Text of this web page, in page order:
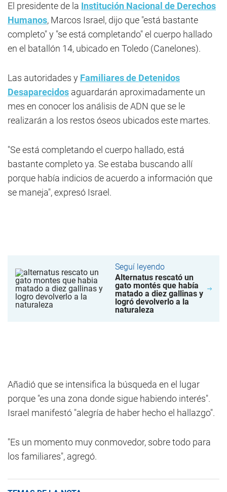
El presidente de la Institución Nacional de Derechos
Humanos, Marcos Israel, dijo que "está bastante
completo" y "se está completando" el cuerpo hallado
en el batallón 14, ubicado en Toledo (Canelones).
Las autoridades y Familiares de Detenidos
Desaparecidos aguardarán aproximadamente un
mes en conocer los análisis de ADN que se le
realizarán a los restos óseos ubicados este martes.
"Se está completando el cuerpo hallado, está
bastante completo ya. Se estaba buscando allí
porque había indicios de acuerdo a información que
se maneja", expresó Israel.
Seguí leyendo
Alternatus rescató un
gato montés que había
matado a diez gallinas y
logró devolverlo a la
naturaleza
Añadió que se intensifica la búsqueda en el lugar
porque "es una zona donde sigue habiendo interés".
Israel manifestó "alegría de haber hecho el hallazgo".
"Es un momento muy conmovedor, sobre todo para
los familiares", agregó.